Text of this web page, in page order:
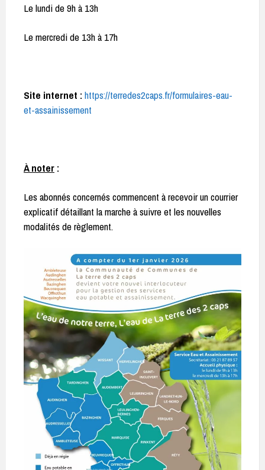
Le lundi de 9h à 13h
Le mercredi de 13h à 17h
Site internet :https://terredes2caps.fr/formulaires-eau-
et-assainissement
À noter :
Les abonnés concernés commencent à recevoir un courrier
explicatif détaillant la marche à suivre et les nouvelles
modalités de règlement.